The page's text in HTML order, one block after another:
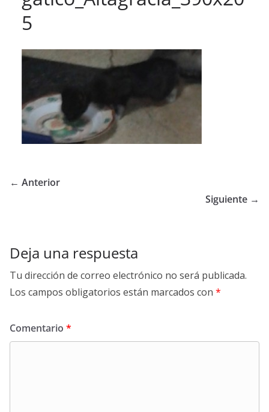
5
← Anterior
Siguiente →
Deja una respuesta
Tu dirección de correo electrónico no será publicada.
Los campos obligatorios están marcados con *
Comentario *